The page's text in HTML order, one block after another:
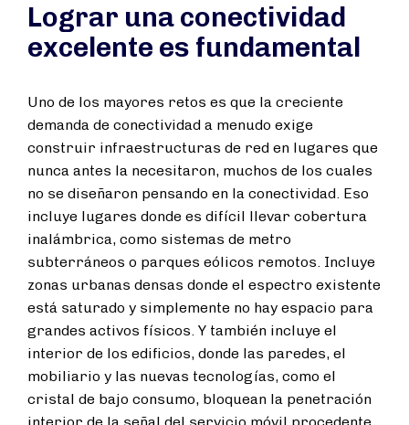
Lograr una conectividad
excelente es fundamental
Uno de los mayores retos es que la creciente
demanda de conectividad a menudo exige
construir infraestructuras de red en lugares que
nunca antes la necesitaron, muchos de los cuales
no se diseñaron pensando en la conectividad. Eso
incluye lugares donde es difícil llevar cobertura
inalámbrica, como sistemas de metro
subterráneos o parques eólicos remotos. Incluye
zonas urbanas densas donde el espectro existente
está saturado y simplemente no hay espacio para
grandes activos físicos. Y también incluye el
interior de los edificios, donde las paredes, el
mobiliario y las nuevas tecnologías, como el
cristal de bajo consumo, bloquean la penetración